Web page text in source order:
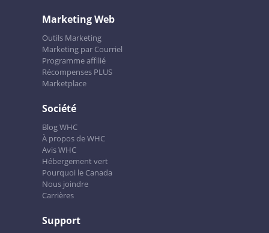
Marketing Web
Outils Marketing
Marketing par Courriel
Programme affilié
Récompenses PLUS
Marketplace
Société
Blog WHC
À propos de WHC
Avis WHC
Hébergement vert
Pourquoi le Canada
Nous joindre
Carrières
Support